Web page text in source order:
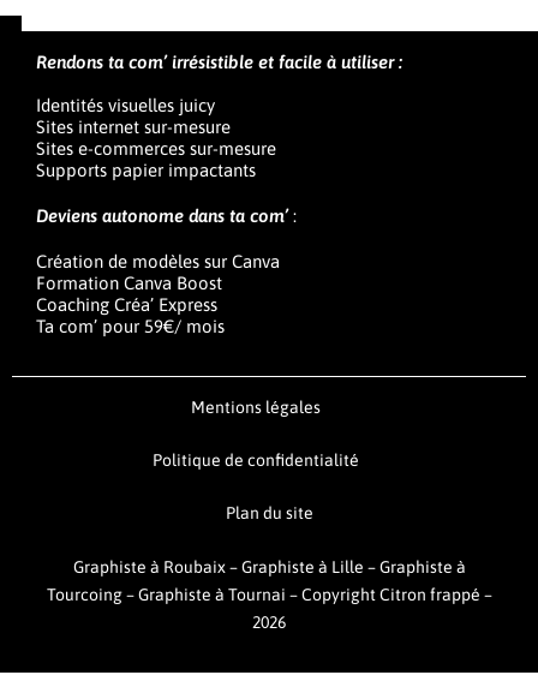
Rendons ta com’ irrésistible et facile à utiliser :
Identités visuelles juicy
Sites internet sur-mesure
Sites e-commerces sur-mesure
Supports papier impactants
Deviens autonome dans ta com’:
Création de modèles sur Canva
Formation Canva Boost
Coaching Créa’ Express
Ta com’ pour 59€/ mois
Mentions légales
Politique de confidentialité
Plan du site
Graphiste à Roubaix–Graphiste à Lille –Graphiste à
Tourcoing–Graphiste à Tournai –Copyright Citron frappé –
2026